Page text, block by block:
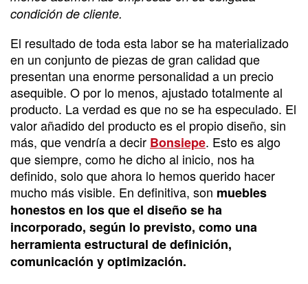
condición de cliente.
El resultado de toda esta labor se ha materializado
en un conjunto de piezas de gran calidad que
presentan una enorme personalidad a un precio
asequible. O por lo menos, ajustado totalmente al
producto. La verdad es que no se ha especulado. El
valor añadido del producto es el propio diseño, sin
más, que vendría a decir Bonsiepe. Esto es algo
que siempre, como he dicho al inicio, nos ha
definido, solo que ahora lo hemos querido hacer
mucho más visible. En definitiva, son muebles
honestos en los que el diseño se ha
incorporado, según lo previsto, como una
herramienta estructural de definición,
comunicación y optimización.